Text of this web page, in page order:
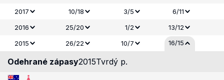
2017
10/18 3/5
6/11
2016
25/20 1/2
13/12
2015
26/22 10/7 16/15
Odehrané zápasy2015Tvrdý p.